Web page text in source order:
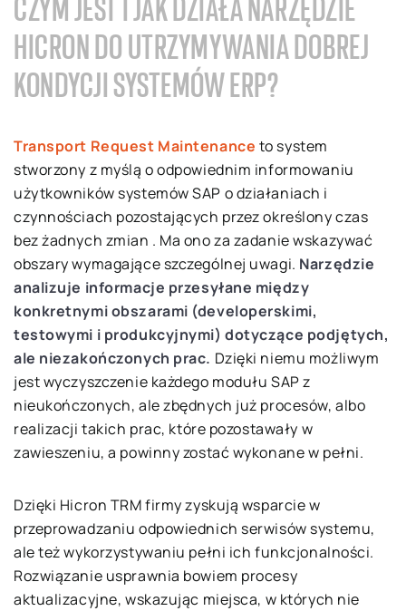
CZYM JEST I JAK DZIAŁA NARZĘDZIE
HICRON DO UTRZYMYWANIA DOBREJ
KONDYCJI SYSTEMÓW ERP?
Transport Request Maintenance to system
stworzony z myślą o odpowiednim informowaniu
użytkowników systemów SAP o działaniach i
czynnościach pozostających przez określony czas
bez żadnych zmian . Ma ono za zadanie wskazywać
obszary wymagające szczególnej uwagi. Narzędzie
analizuje informacje przesyłane między
konkretnymi obszarami (developerskimi,
testowymi i produkcyjnymi) dotyczące podjętych,
ale niezakończonych prac. Dzięki niemu możliwym
jest wyczyszczenie każdego modułu SAP z
nieukończonych, ale zbędnych już procesów, albo
realizacji takich prac, które pozostawały w
zawieszeniu, a powinny zostać wykonane w pełni.
Dzięki Hicron TRM firmy zyskują wsparcie w
przeprowadzaniu odpowiednich serwisów systemu,
ale też wykorzystywaniu pełni ich funkcjonalności.
Rozwiązanie usprawnia bowiem procesy
aktualizacyjne, wskazując miejsca, w których nie